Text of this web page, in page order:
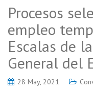
Procesos
empleo
Escalas de
General del
28 May, 2021